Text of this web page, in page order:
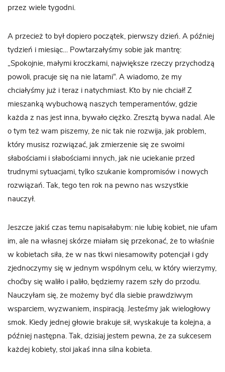
przez wiele tygodni.
A przecież to był dopiero początek, pierwszy dzień. A później
tydzień i miesiąc… Powtarzałyśmy sobie jak mantrę:
„Spokojnie, małymi kroczkami, największe rzeczy przychodzą
powoli, pracuje się na nie latami”. A wiadomo, że my
chciałyśmy już i teraz i natychmiast. Kto by nie chciał! Z
mieszanką wybuchową naszych temperamentów, gdzie
każda z nas jest inna, bywało ciężko. Zresztą bywa nadal. Ale
o tym też wam piszemy, że nic tak nie rozwija, jak problem,
który musisz rozwiązać, jak zmierzenie się ze swoimi
słabościami i słabościami innych, jak nie uciekanie przed
trudnymi sytuacjami, tylko szukanie kompromisów i nowych
rozwiązań. Tak, tego ten rok na pewno nas wszystkie
nauczył.
Jeszcze jakiś czas temu napisałabym: nie lubię kobiet, nie ufam
im, ale na własnej skórze miałam się przekonać, że to właśnie
w kobietach siła, że w nas tkwi niesamowity potencjał i gdy
zjednoczymy się w jednym wspólnym celu, w który wierzymy,
choćby się waliło i paliło, będziemy razem szły do przodu.
Nauczyłam się, że możemy być dla siebie prawdziwym
wsparciem, wyzwaniem, inspiracją. Jesteśmy jak wielogłowy
smok. Kiedy jednej głowie brakuje sił, wyskakuje ta kolejna, a
później następna. Tak, dzisiaj jestem pewna, że za sukcesem
każdej kobiety, stoi jakaś inna silna kobieta.